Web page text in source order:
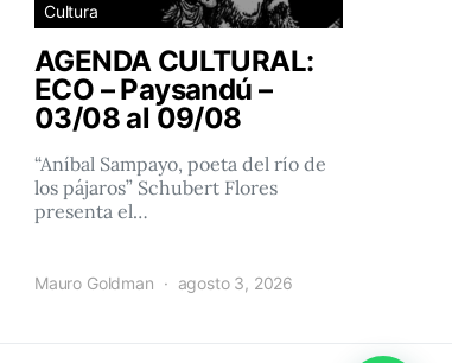
Cultura
AGENDA CULTURAL:
ECO – Paysandú –
03/08 al 09/08
“Aníbal Sampayo, poeta del río de
los pájaros” Schubert Flores
presenta el…
Mauro Goldman agosto 3, 2026